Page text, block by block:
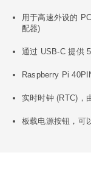
用于高速外设的
配器)
通过 USB-C 提供
Raspberry Pi
实时时钟 (RTC)，
板载电源按钮，可